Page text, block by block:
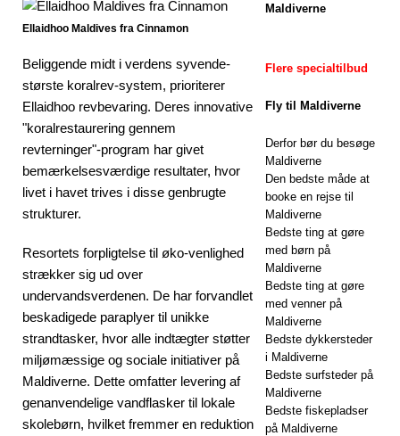
Maldiverne til
REJSENYHED
ER
[27. april 2026]
Centara Grand
Maldives
på romantiske
ferier 5-
STJERNEDE
HOTELLER OG
Ellaidhoo Maldives fra Cinnamon
Beliggende midt i verdens syvende-
største koralrev-system, prioriterer
Ellaidhoo revbevaring. Deres innovative
"koralrestaurering gennem
revterninger"-program har givet
bemærkelsesværdige resultater, hvor
livet i havet trives i disse genbrugte
strukturer.
Resortets forpligtelse til øko-venlighed
strækker sig ud over
undervandsverdenen. De har forvandlet
beskadigede paraplyer til unikke
strandtasker, hvor alle indtægter støtter
miljømæssige og sociale initiativer på
Maldiverne. Dette omfatter levering af
genanvendelige vandflasker til lokale
skolebørn, hvilket fremmer en reduktion
Maldiverne
Flere specialtilbud
Fly til Maldiverne
Derfor bør du besøge
Maldiverne
Den bedste måde at
booke en rejse til
Maldiverne
Bedste ting at gøre
med børn på
Maldiverne
Bedste ting at gøre
med venner på
Maldiverne
Bedste dykkersteder
i Maldiverne
Bedste surfsteder på
Maldiverne
Bedste fiskepladser
på Maldiverne